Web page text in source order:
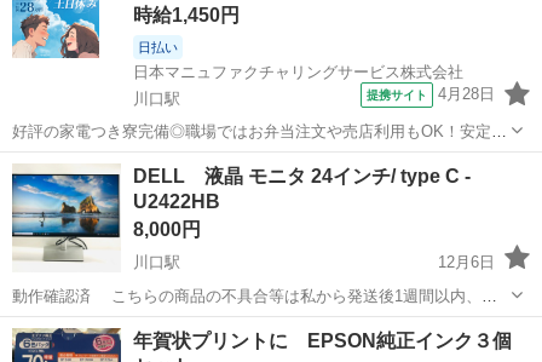
時給1,450円
日払い
日本マニュファクチャリングサービス株式会社
川口駅
提携サイト 4月28日
好評の家電つき寮完備◎職場ではお弁当注文や売店利用もOK！安定し
て働きやすい環境が整ってます！年間休日125日、GW・夏季・年末年
始休暇あり 人気の工場のお仕事/sai250925 ★機械設備オペレーター業
務及び付帯業務★...
埼玉 川口市 川口駅 その他
DELL 液晶 モニタ 24インチ/ type C -
U2422HB
8,000円
川口駅
12月6日
動作確認済 こちらの商品の不具合等は私から発送後1週間以内、返
品に対応しております。 清掃済です。写真に映らないキズ、凹み、
汚れ等ございます。 商品状態 使用感はあるが、比較的良好な中古品
埼玉 川口市 川口駅 その他
年賀状プリントに EPSON純正インク３個